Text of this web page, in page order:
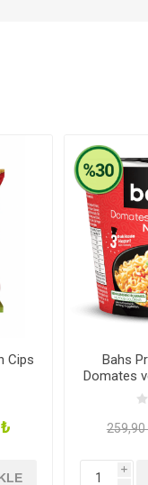
Cips
Bahs
Domates
259,90
i